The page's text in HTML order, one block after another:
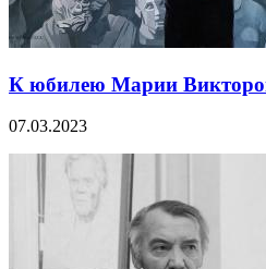
К юбилею Марии
07.03.2023